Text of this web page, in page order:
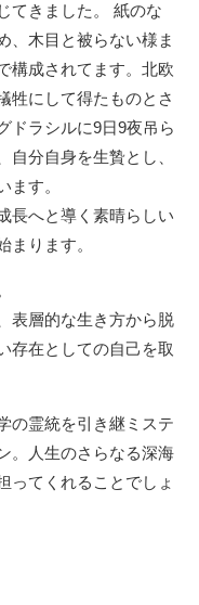
てきました。 紙のな
、木目と被らない様ま
構成されてます。北欧
牲にして得たものとさ
ドラシルに9日9夜吊ら
分自身を生贄とし、
ます。
長へと導く素晴らしい
まります。
表層的な生き方から脱
存在としての自己を取
の霊統を引き継ミステ
。人生のさらなる深海
ってくれることでしょ